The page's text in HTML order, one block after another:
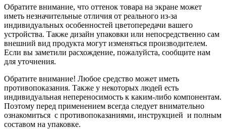
Обратите внимание, что оттенок товара на экране может
иметь незначительные отличия от реального из-за
индивидуальных особенностей цветопередачи вашего
устройства. Также дизайн упаковки или непосредственно сам
внешний вид продукта могут изменяться производителем.
Если вы заметили расхождение, пожалуйста, сообщите нам
для уточнения.
Обратите внимание! Любое средство может иметь
противопоказания. Также у некоторых людей есть
индивидуальная непереносимость к каким-либо компонентам.
Поэтому перед применением всегда следует внимательно
ознакомиться с противопоказаниями, инструкцией и полным
составом на упаковке.